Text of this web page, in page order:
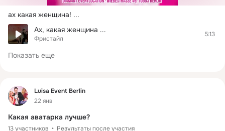
ах какая женщина! ...
Ах, какая женщина ...
Фристайл
5:13
Показать еще
Фид
Luisa Event Berlin
22 янв
Какая аватарка лучше?
13 участников Результаты после участия